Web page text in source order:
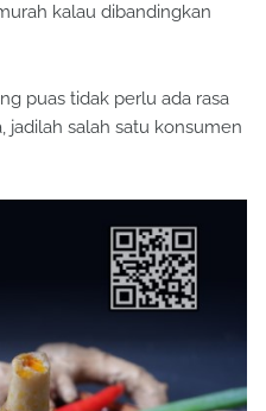
kalau dibandingkan
puas tidak perlu ada rasa
jadilah salah satu konsumen